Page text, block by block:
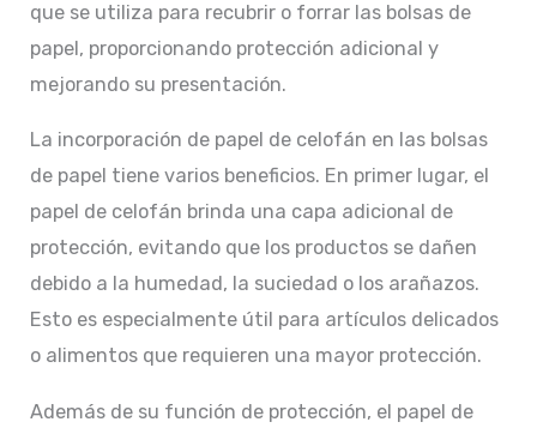
que se utiliza para recubrir o forrar las bolsas de
papel, proporcionando protección adicional y
mejorando su presentación.
La incorporación de papel de celofán en las bolsas
de papel tiene varios beneficios. En primer lugar, el
papel de celofán brinda una capa adicional de
protección, evitando que los productos se dañen
debido a la humedad, la suciedad o los arañazos.
Esto es especialmente útil para artículos delicados
o alimentos que requieren una mayor protección.
Además de su función de protección, el papel de